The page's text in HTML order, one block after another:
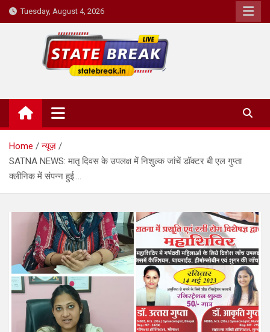
Skip
to
Tuesday, August 4, 2026
State Break
Home
न्यूज़
SATNA NEWS: मातृ दिवस के उपलक्ष में निशुल्क जांचें डॉक्टर बी एल गुप्ता
क्लीनिक में संपन्न हुई….